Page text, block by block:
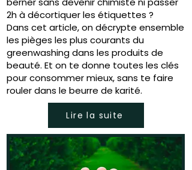
2h à décortiquer les étiquettes ?
Dans cet article, on décrypte ensemble
les pièges les plus courants du
greenwashing dans les produits de
beauté. Et on te donne toutes les clés
pour consommer mieux, sans te faire
rouler dans le beurre de karité.
Lire la suite